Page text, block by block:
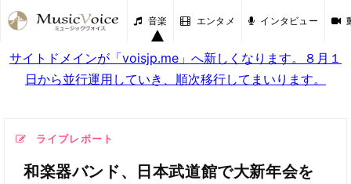
音楽 エンタメ インタビュー
サイトドメインが「voisjp.me」へ新しくなります。８月１
日から並行運用していき、順次移行してまいります。
ライブレポート
和楽器バンド、日本武道館で大新年会を